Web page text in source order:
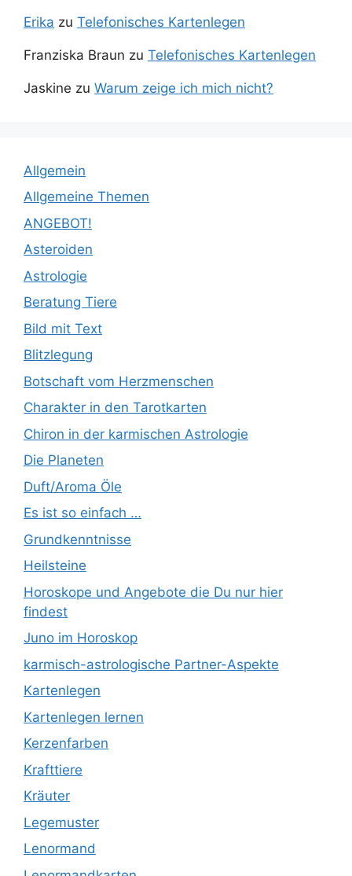
Erika zu Telefonisches Kartenlegen
Franziska Braun zu Telefonisches Kartenlegen
Jaskine zu Warum zeige ich mich nicht?
Allgemein
Allgemeine Themen
ANGEBOT!
Asteroiden
Astrologie
Beratung Tiere
Bild mit Text
Blitzlegung
Botschaft vom Herzmenschen
Charakter in den Tarotkarten
Chiron in der karmischen Astrologie
Die Planeten
Duft/Aroma Öle
Es ist so einfach …
Grundkenntnisse
Heilsteine
Horoskope und Angebote die Du nur hier
findest
Juno im Horoskop
karmisch-astrologische Partner-Aspekte
Kartenlegen
Kartenlegen lernen
Kerzenfarben
Krafttiere
Kräuter
Legemuster
Lenormand